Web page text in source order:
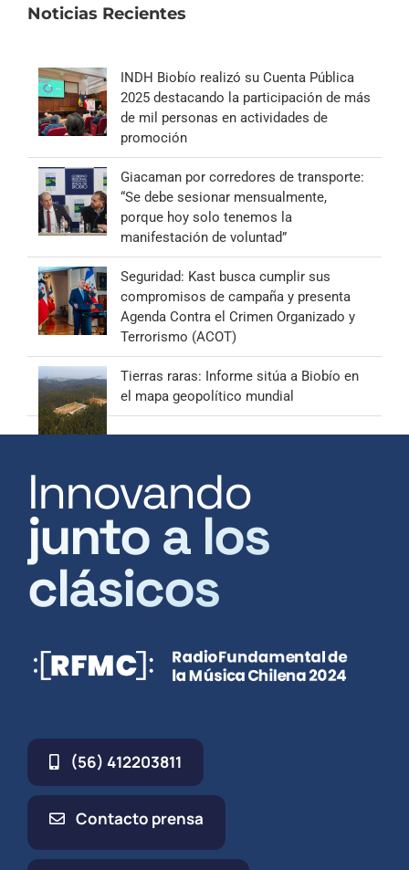
Noticias Recientes
INDH Biobío realizó su Cuenta Pública
2025 destacando la participación de más
de mil personas en actividades de
promoción
Giacaman por corredores de transporte:
“Se debe sesionar mensualmente,
porque hoy solo tenemos la
manifestación de voluntad”
Seguridad: Kast busca cumplir sus
compromisos de campaña y presenta
Agenda Contra el Crimen Organizado y
Terrorismo (ACOT)
Tierras raras: Informe sitúa a Biobío en
el mapa geopolítico mundial
Innovando
junto a los
clásicos
(56) 412203811
Contacto prensa